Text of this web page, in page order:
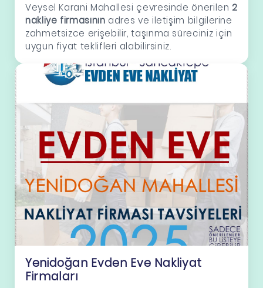
Veysel Karani Mahallesi çevresinde önerilen 2
nakliye firmasının adres ve iletişim bilgilerine
zahmetsizce erişebilir, taşınma süreciniz için
uygun fiyat teklifleri alabilirsiniz.
Yenidoğan Evden Eve Nakliyat
Firmaları